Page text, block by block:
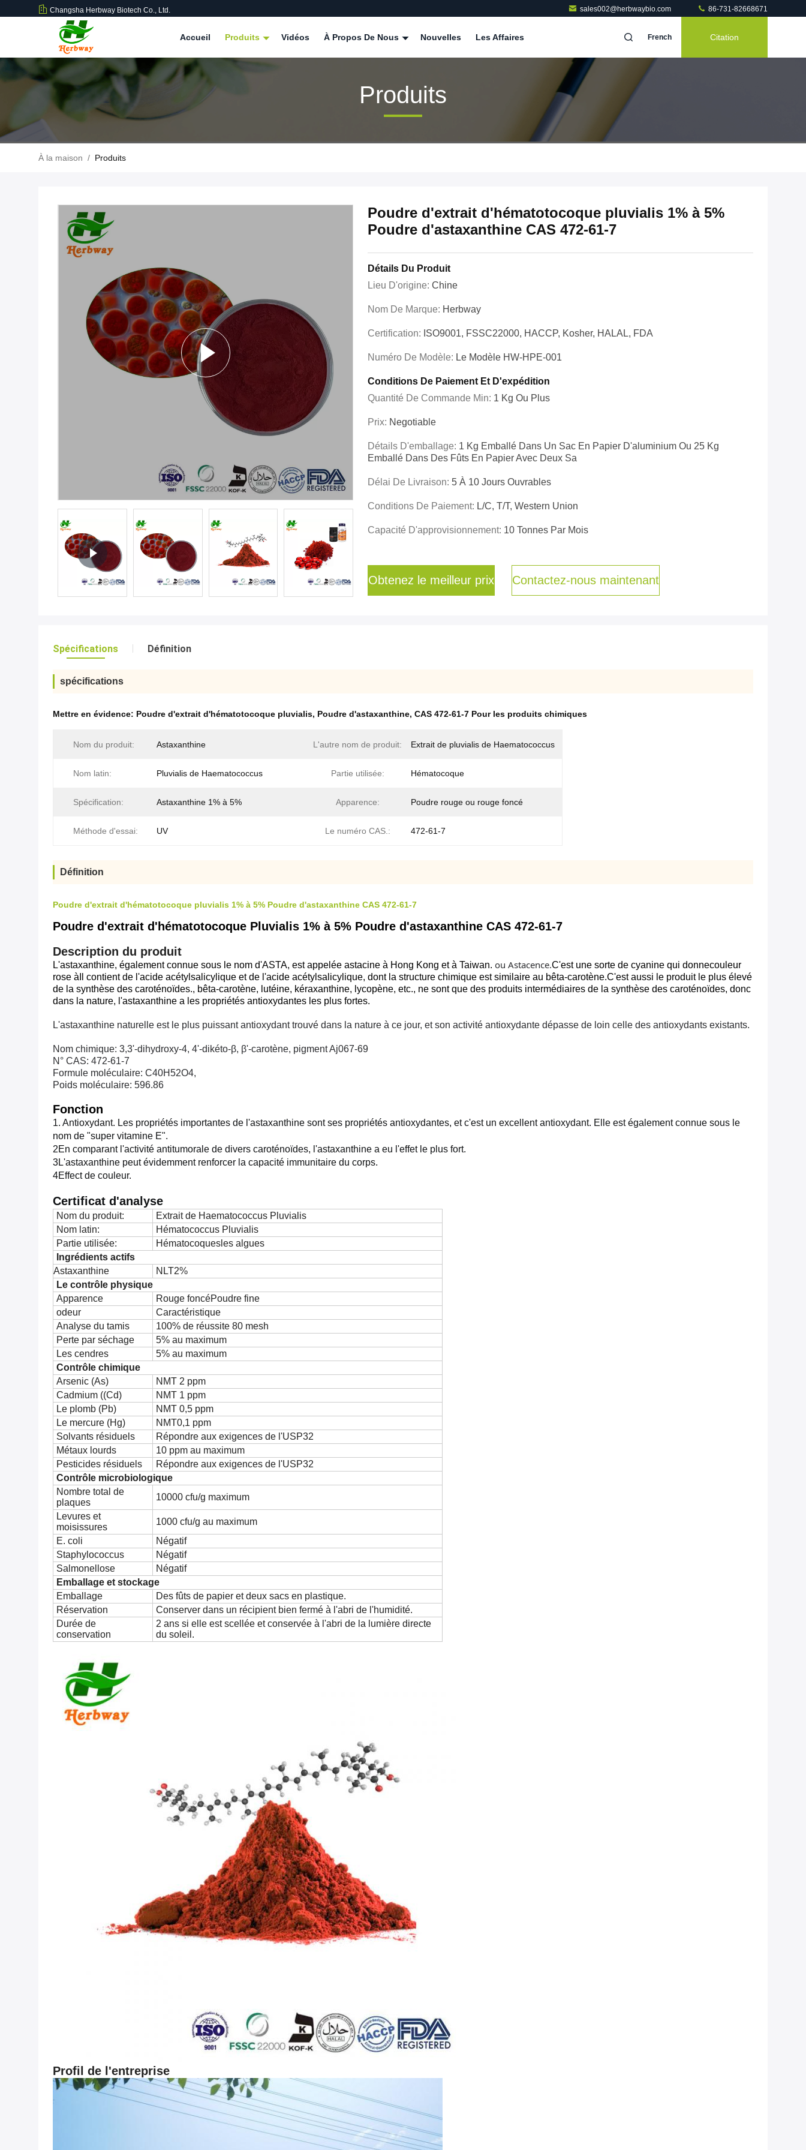
Changsha Herbway Biotech Co., Ltd. sales002@herbwaybio.com 86-731-82668671
Accueil Produits Vidéos À Propos De Nous Nouvelles Les Affaires French Citation
Produits
À la maison / Produits
Poudre d'extrait d'hématotocoque pluvialis 1% à 5%
Poudre d'astaxanthine CAS 472-61-7
Détails Du Produit
Lieu D'origine: Chine
Nom De Marque: Herbway
Certification: ISO9001, FSSC22000, HACCP, Kosher, HALAL, FDA
Numéro De Modèle: Le Modèle HW-HPE-001
Conditions De Paiement Et D'expédition
Quantité De Commande Min: 1 Kg Ou Plus
Prix: Negotiable
Détails D'emballage: 1 Kg Emballé Dans Un Sac En Papier D'aluminium Ou 25 Kg
Emballé Dans Des Fûts En Papier Avec Deux Sa
Délai De Livraison: 5 À 10 Jours Ouvrables
Conditions De Paiement: L/C, T/T, Western Union
Capacité D'approvisionnement: 10 Tonnes Par Mois
Obtenez le meilleur prix Contactez-nous maintenant
Spécifications Définition
spécifications
Mettre en évidence: Poudre d'extrait d'hématotocoque pluvialis, Poudre d'astaxanthine, CAS 472-61-7 Pour les produits chimiques
Nom du produit: Astaxanthine L'autre nom de produit: Extrait de pluvialis de Haematococcus
Nom latin: Pluvialis de Haematococcus Partie utilisée: Hématocoque
Spécification: Astaxanthine 1% à 5% Apparence: Poudre rouge ou rouge foncé
Méthode d'essai: UV Le numéro CAS.: 472-61-7
Définition
Poudre d'extrait d'hématotocoque pluvialis 1% à 5% Poudre d'astaxanthine CAS 472-61-7
Poudre d'extrait d'hématotocoque Pluvialis 1% à 5% Poudre d'astaxanthine CAS 472-61-7
Description du produit
L'astaxanthine, également connue sous le nom d'ASTA, est appelée astacine à Hong Kong et à Taiwan. ou Astacence.C'est une sorte de cyanine qui donnecouleur
rose à Il contient de l'acide acétylsalicylique et de l'acide acétylsalicylique, dont la structure chimique est similaire au bêta-carotène.C'est aussi le produit le plus élevé
de la synthèse des caroténoïdes., bêta-carotène, lutéine, kéraxanthine, lycopène, etc., ne sont que des produits intermédiaires de la synthèse des caroténoïdes, donc
dans la nature, l'astaxanthine a les propriétés antioxydantes les plus fortes.
L'astaxanthine naturelle est le plus puissant antioxydant trouvé dans la nature à ce jour, et son activité antioxydante dépasse de loin celle des antioxydants existants.
Nom chimique: 3,3'-dihydroxy-4, 4'-dikéto-β, β'-carotène, pigment Aj067-69
N° CAS: 472-61-7
Formule moléculaire: C40H52O4,
Poids moléculaire: 596.86
Fonction
1. Antioxydant. Les propriétés importantes de l'astaxanthine sont ses propriétés antioxydantes, et c'est un excellent antioxydant. Elle est également connue sous le
nom de "super vitamine E".
2En comparant l'activité antitumorale de divers caroténoïdes, l'astaxanthine a eu l'effet le plus fort.
3L'astaxanthine peut évidemment renforcer la capacité immunitaire du corps.
4Effect de couleur.
Certificat d'analyse
Nom du produit:
Extrait de Haematococcus Pluvialis
Nom latin:
Hématococcus Pluvialis
Partie utilisée:
Hématocoques les algues
Ingrédients actifs
Astaxanthine
NLT2%
Le contrôle physique
Apparence
Rouge foncéPoudre fine
odeur
Caractéristique
Analyse du tamis
100% de réussite 80 mesh
Perte par séchage
5% au maximum
Les cendres
5% au maximum
Contrôle chimique
Arsenic (As)
NMT 2 ppm
Cadmium ((Cd)
NMT 1 ppm
Le plomb (Pb)
NMT 0,5 ppm
Le mercure (Hg)
NMT0,1 ppm
Solvants résiduels
Répondre aux exigences de l'USP32
Métaux lourds
10 ppm au maximum
Pesticides résiduels
Répondre aux exigences de l'USP32
Contrôle microbiologique
Nombre total de
plaques
10000 cfu/g maximum
Levures et
moisissures
1000 cfu/g au maximum
E. coli
Négatif
Staphylococcus
Négatif
Salmonellose
Négatif
Emballage et stockage
Emballage
Des fûts de papier et deux sacs en plastique.
Réservation
Conserver dans un récipient bien fermé à l'abri de l'humidité.
Durée de
conservation
2 ans si elle est scellée et conservée à l'abri de la lumière directe
du soleil.
Profil de l'entreprise